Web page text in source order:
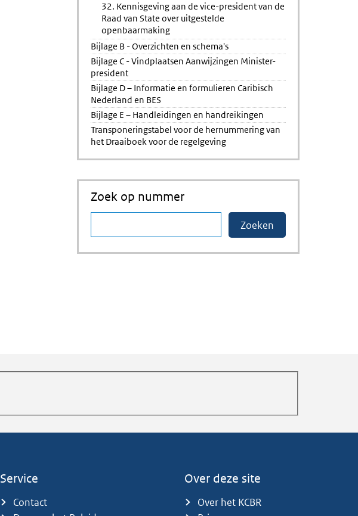
32. Kennisgeving aan de vice-president van de
Raad van State over uitgestelde
openbaarmaking
Bijlage B - Overzichten en schema's
Bijlage C - Vindplaatsen Aanwijzingen Minister-
president
Bijlage D – Informatie en formulieren Caribisch
Nederland en BES
Bijlage E – Handleidingen en handreikingen
Transponeringstabel voor de hernummering van
het Draaiboek voor de regelgeving
Zoek op nummer
Service
Contact
Over deze site
Over het KCBR